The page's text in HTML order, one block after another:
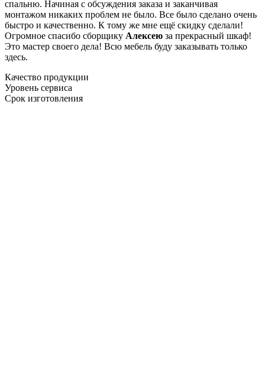
спальню. Начиная с обсуждения заказа и заканчивая
монтажом никаких проблем не было. Все было сделано очень
быстро и качественно. К тому же мне ещё скидку сделали!
Огромное спасибо сборщику Алексею за прекрасный шкаф!
Это мастер своего дела! Всю мебель буду заказывать только
здесь.
Качество продукции
Уровень сервиса
Срок изготовления